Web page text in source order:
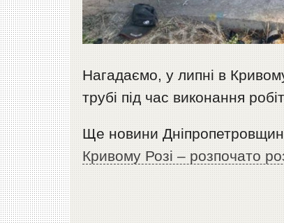
Нагадаємо, у липні в
трубі під час виконання
Ще новини
Кривому Розі – розпочато